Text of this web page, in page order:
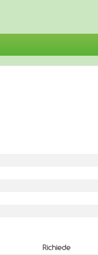
Richiede